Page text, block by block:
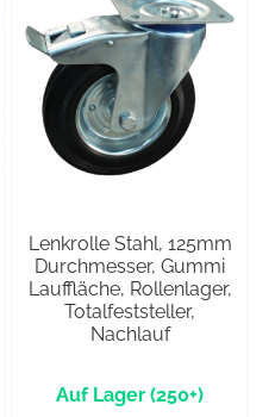
Lenkrolle Stahl, 125mm
Durchmesser, Gummi
Lauffläche, Rollenlager,
Totalfeststeller,
Nachlauf
(250+)